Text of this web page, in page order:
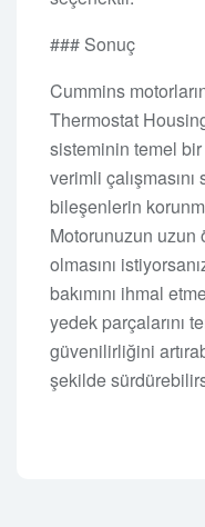
### Sonuç
Cummins
Thermostat
sisteminin temel
verimli
bileşenlerin
Motorunuzun uzun
olmasını
bakımını ihmal
yedek parçalarını
güvenilirliğini
şekilde